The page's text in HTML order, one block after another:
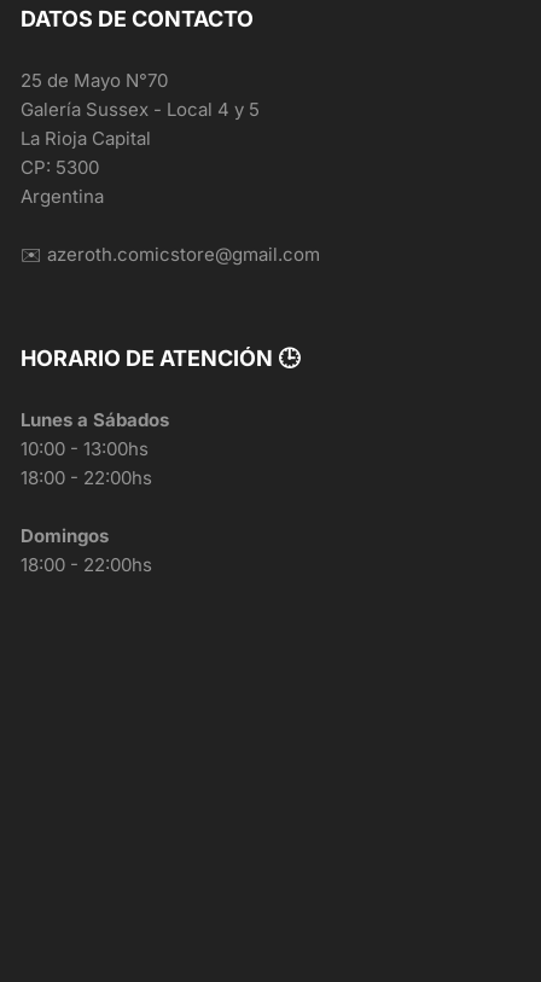
DATOS DE CONTACTO
25 de Mayo N°70
Galería Sussex - Local 4 y 5
La Rioja Capital
CP: 5300
Argentina
✉️ azeroth.comicstore@gmail.com
HORARIO DE ATENCIÓN 🕒
Lunes a Sábados
10:00 - 13:00hs
18:00 - 22:00hs
Domingos
18:00 - 22:00hs